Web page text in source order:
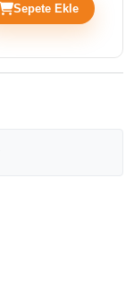
Sepete Ekle